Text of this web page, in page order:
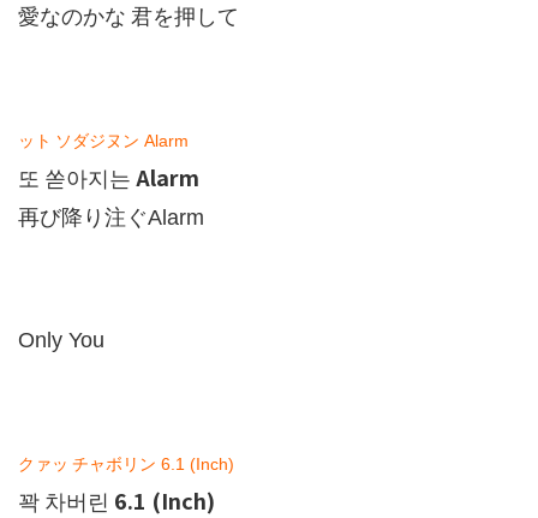
愛なのかな 君を押して
ット ソダジヌン Alarm
또 쏟아지는 Alarm
再び降り注ぐAlarm
Only You
クァッ チャボリン 6.1 (Inch)
꽉 차버린 6.1 (Inch)